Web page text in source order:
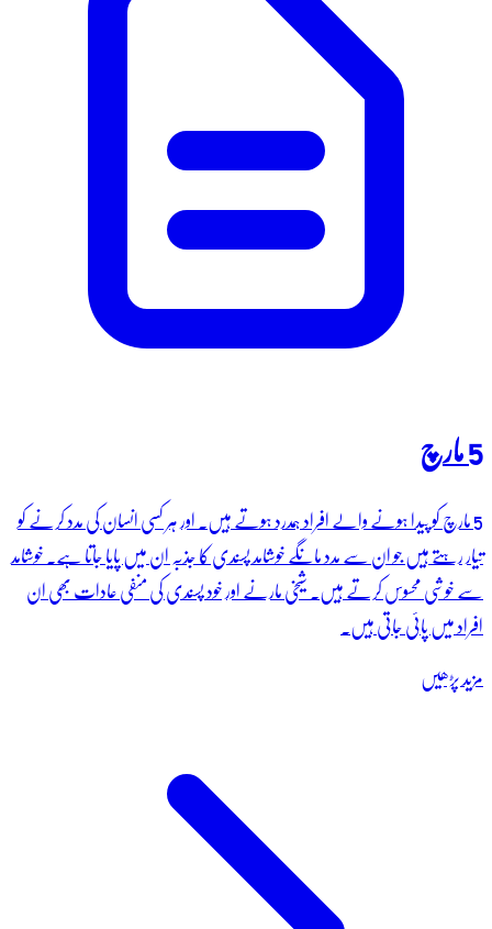
5 مارچ
5 مارچ کو پیدا ہونے والے افراد ہمدرد ہوتے ہیں۔ اور ہر کسی انسان کی مدد کرنے کو
تیار رہتے ہیں جو ان سے مدد مانگے خوشامد پسندی کا جذبہ ان میں پایا جاتا ہے۔ خوشامد
سے خوشی محسوس کرتے ہیں۔ شیخی مارنے اور خود پسندی کی منفی عادات بھی ان
افراد میں پائی جاتی ہیں۔
مزید پڑھیں